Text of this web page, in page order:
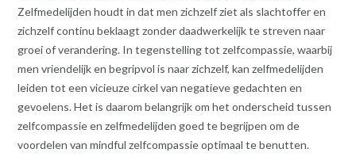
Zelfmedelijden houdt in dat men zichzelf ziet als slachtoffer en
zichzelf continu beklaagt zonder daadwerkelijk te streven naar
groei of verandering. In tegenstelling tot zelfcompassie, waarbij
men vriendelijk en begripvol is naar zichzelf, kan zelfmedelijden
leiden tot een vicieuze cirkel van negatieve gedachten en
gevoelens. Het is daarom belangrijk om het onderscheid tussen
zelfcompassie en zelfmedelijden goed te begrijpen om de
voordelen van mindful zelfcompassie optimaal te benutten.